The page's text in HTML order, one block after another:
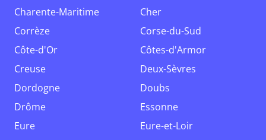
Charente-Maritime
Cher
Corrèze
Corse-du-Sud
Côte-d'Or
Côtes-d'Armor
Creuse
Deux-Sèvres
Dordogne
Doubs
Drôme
Essonne
Eure
Eure-et-Loir